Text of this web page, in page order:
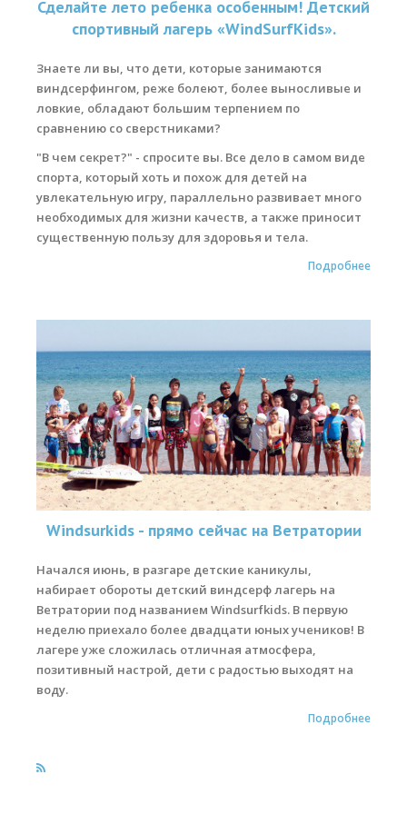
Места катания
Наши Станции
Ветратория.Вьетнам
Ветратория Россия
Ветратория.Египет
Цены
Обучение виндсерфингу
Система скидок
Обучение кайтсерфингу
Контакты
Сделайте лето ребенка особенным! Детский
спортивный лагерь «WindSurfKids».
Знаете ли вы, что дети, которые занимаются
виндсерфингом, реже болеют, более выносливые и
ловкие, обладают большим терпением по
сравнению со сверстниками?
"В чем секрет?" - спросите вы. Все дело в самом виде
спорта, который хоть и похож для детей на
увлекательную игру, параллельно развивает много
необходимых для жизни качеств, а также приносит
существенную пользу для здоровья и тела.
Подробнее
Windsurkids - прямо сейчас на Ветратории
Начался июнь, в разгаре детские каникулы,
набирает обороты детский виндсерф лагерь на
Ветратории под названием Windsurfkids. В первую
неделю приехало более двадцати юных учеников! В
лагере уже сложилась отличная атмосфера,
позитивный настрой, дети с радостью выходят на
воду.
Подробнее